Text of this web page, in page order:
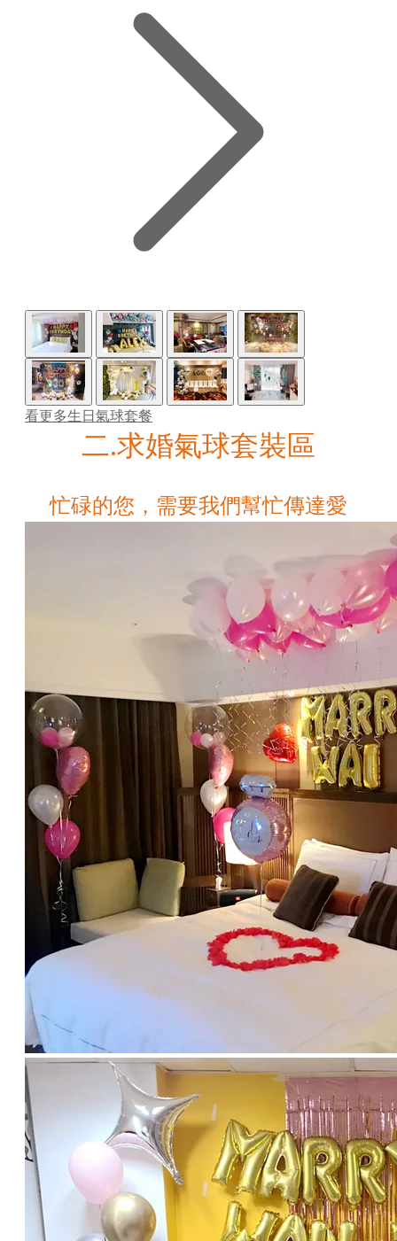
看更多生日氣球套餐
二.求婚氣球套裝區
忙碌的您，需要我們幫忙傳達愛